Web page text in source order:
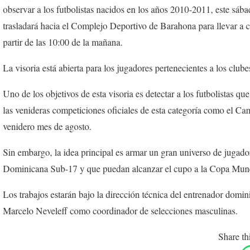
observar a los futbolistas nacidos en los años 2010-2011, este
trasladará hacia el Complejo Deportivo de Barahona para llevar
partir de las 10:00 de la mañana.
La visoria está abierta para los jugadores pertenecientes a los
Uno de los objetivos de esta visoria es detectar a los futbolistas
las venideras competiciones oficiales de esta categoría como el
venidero mes de agosto.
Sin embargo, la idea principal es armar un gran universo de
Dominicana Sub-17 y que puedan alcanzar el cupo a la Copa
Los trabajos estarán bajo la dirección técnica del entrenador
Marcelo Neveleff como coordinador de selecciones masculinas.
Share